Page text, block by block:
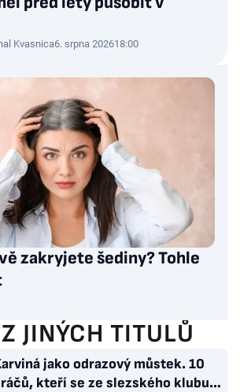
Kvasnica6. srpna 202618:00
zakryjete šediny? Tohle
JINÝCH TITULŮ
jako odrazový můstek. 10
kteří se ze slezského klubu